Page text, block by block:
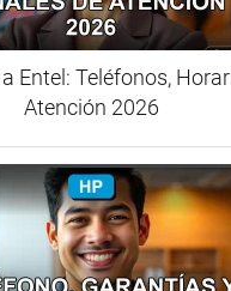
Entel: Teléfonos,
Atención 2026